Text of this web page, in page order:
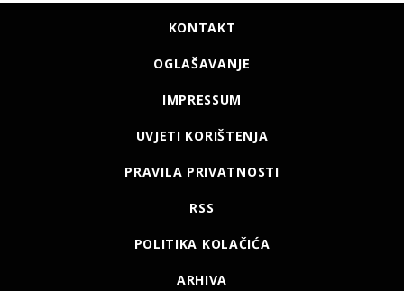
KONTAKT
OGLAŠAVANJE
IMPRESSUM
UVJETI KORIŠTENJA
PRAVILA PRIVATNOSTI
RSS
POLITIKA KOLAČIĆA
ARHIVA